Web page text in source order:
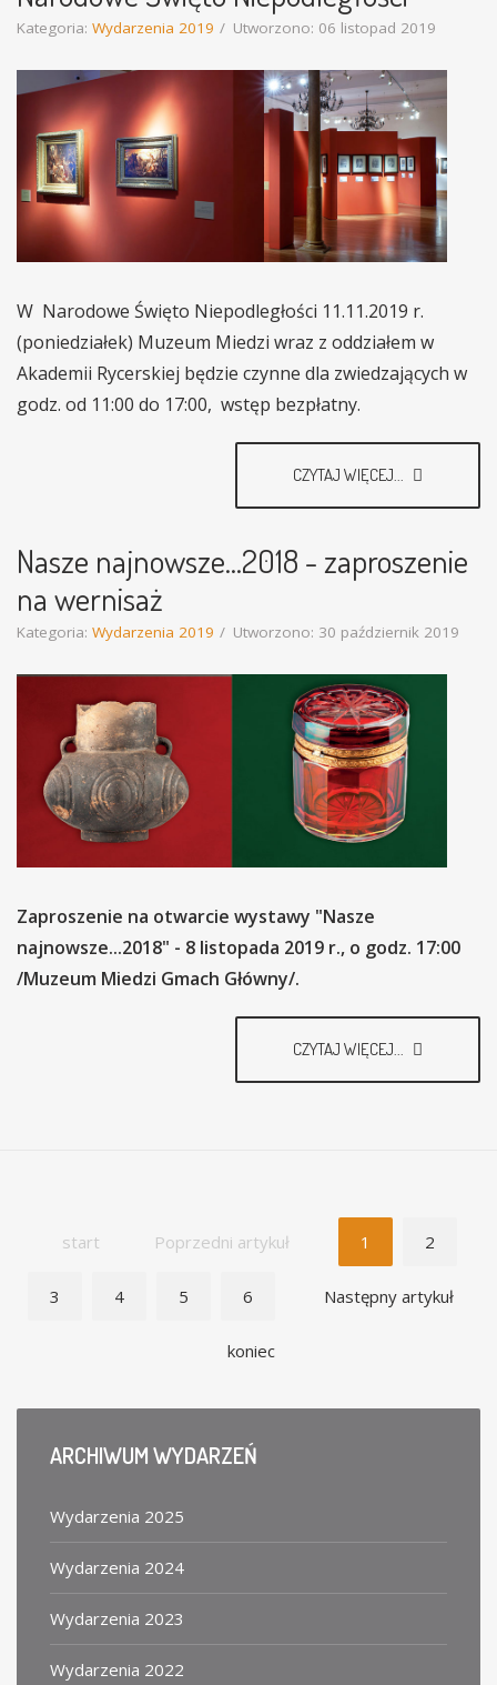
Kategoria: Wydarzenia 2019 Utworzono: 06 listopad 2019
W Narodowe Święto Niepodległości 11.11.2019 r.
(poniedziałek) Muzeum Miedzi wraz z oddziałem w
Akademii Rycerskiej będzie czynne dla zwiedzających w
godz. od 11:00 do 17:00, wstęp bezpłatny.
CZYTAJ WIĘCEJ...
Nasze najnowsze...2018 - zaproszenie
na wernisaż
Kategoria: Wydarzenia 2019 Utworzono: 30 październik 2019
Zaproszenie na otwarcie wystawy "Nasze
najnowsze...2018" - 8 listopada 2019 r., o godz. 17:00
/Muzeum Miedzi Gmach Główny/.
CZYTAJ WIĘCEJ...
start Poprzedni artykuł 1 2
3 4 5 6 Następny artykuł
koniec
ARCHIWUMWYDARZEŃ
Wydarzenia 2025
Wydarzenia 2024
Wydarzenia 2023
Wydarzenia 2022